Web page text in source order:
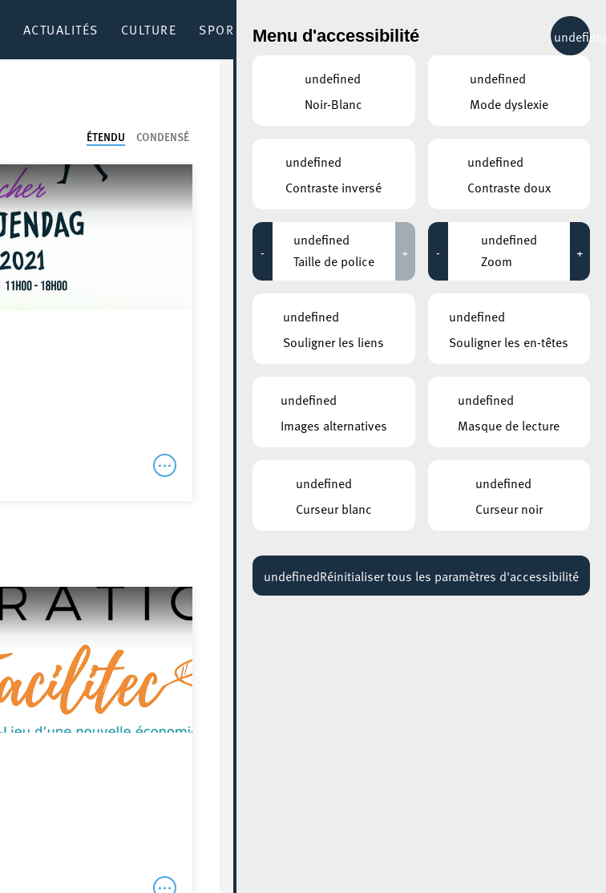
ACTUALITÉS CULTURE SPORT & RÉCRÉATION MOBILITÉ
ÉTENDU CONDENSÉ
ÉVÉNEMENTS CONTINUS
25 AOÛT 2020
Exposition : Sollbruchstelle de Max
Mertens
Jusqu'au 05 septembre
HÔTEL DE VILLE D’ESCH-SUR-ALZETTE
MBSR – Conference Mindfulness
Jusqu'au 05 octobre
11°C
Menu d'accessibilité
undefined
Noir-Blanc
undefined
Mode dyslexie
undefined
Contraste inversé
undefined
Contraste doux
-
undefined
Taille de police
+ -
undefined
Zoom
+
undefined
Souligner les liens
undefined
Souligner les en-têtes
undefined
Images alternatives
undefined
Masque de lecture
undefined
Curseur blanc
undefined
Curseur noir
undefinedRéinitialiser tous les paramètres d'accessibilité